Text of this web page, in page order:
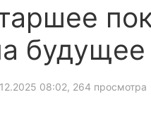
будущее
08:02, 264 просмотра